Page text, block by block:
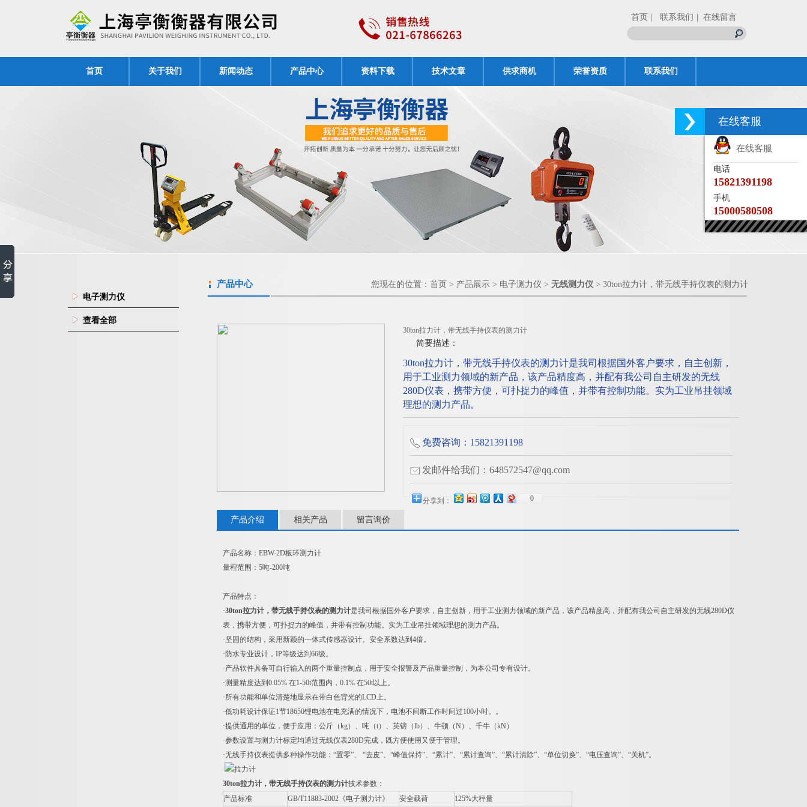
首页 | 联系我们 | 在线留言
首页 关于我们 新闻动态 产品中心 资料下载 技术文章 供求商机 荣誉资质 联系我们
电子测力仪
查看全部
产品中心 您现在的位置： 首页 > 产品展示 > 电子测力仪 > 无线测力仪 > 30ton拉力计，带无线手持仪表的测力计
30ton拉力计，带无线手持仪表的测力计
简要描述：
30ton拉力计，带无线手持仪表的测力计是我司根据国外客户要求，自主创新，
用于工业测力领域的新产品，该产品精度高，并配有我公司自主研发的无线
280D仪表，携带方便，可扑捉力的峰值，并带有控制功能。实为工业吊挂领域
理想的测力产品。
免费咨询：15821391198
发邮件给我们：648572547@qq.com
分享到： 0
产品介绍 相关产品 留言询价
产品名称：EBW-2D板环测力计
量程范围：5吨-200吨
产品特点：
·30ton拉力计，带无线手持仪表的测力计是我司根据国外客户要求，自主创新，用于工业测力领域的新产品，该产品精度高，并配有我公司自主研发的无线280D仪
表，携带方便，可扑捉力的峰值，并带有控制功能。实为工业吊挂领域理想的测力产品。
·坚固的结构，采用新颖的一体式传感器设计。安全系数达到4倍。
·防水专业设计，IP等级达到66级。
·产品软件具备可自行输入的两个重量控制点，用于安全报警及产品重量控制，为本公司专有设计。
·测量精度达到0.05% 在1-50t范围内，0.1% 在50t以上。
·所有功能和单位清楚地显示在带白色背光的LCD上。
·低功耗设计保证1节18650锂电池在电充满的情况下，电池不间断工作时间过100小时。。
·提供通用的单位，便于应用：公斤（kg）、吨（t）、英镑（lb）、牛顿（N）、千牛（kN）
·参数设置与测力计标定均通过无线仪表280D完成，既方便使用又便于管理。
·无线手持仪表提供多种操作功能：“置零”、 “去皮”、“峰值保持”、“累计”、“累计查询”、“累计清除”、“单位切换”、“电压查询”、“关机”。
30ton拉力计，带无线手持仪表的测力计技术参数：
产品标准
GB/T11883-2002 《电子测力计》 安全载荷 125%大秤量
在线客服
在线客服
电话
15821391198
手机
15000580508